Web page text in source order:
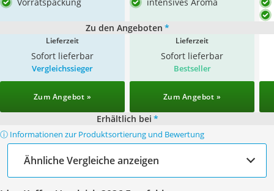
Zu den Angeboten *
Lieferzeit
Sofort lieferbar
Lieferzeit
Sofort lieferbar
Vergleichssieger
Zum Angebot »
Bestseller
Zum Angebot »
Erhältlich bei *
ⓘ Informationen zur Produktsortierung und Bewertung
Ähnliche Vergleiche anzeigen